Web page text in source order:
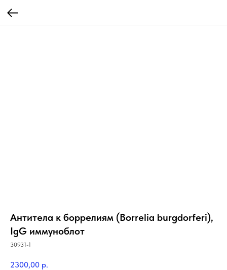
Антитела к боррелиям (Borrelia burgdorferi),
IgG иммуноблот
30931-1
2300,00 р.